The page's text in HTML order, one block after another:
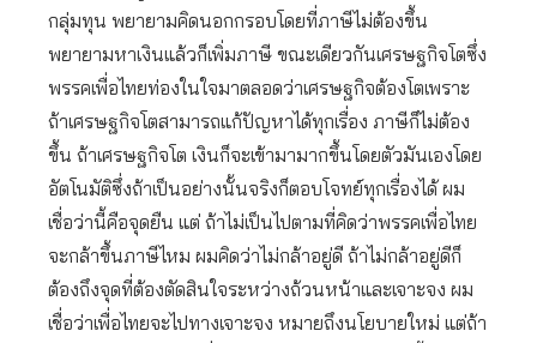
กลุ่มทุน พยายามคิดนอกกรอบโดยที่ภาษีไม่ต้องขึ้น
พยายามหาเงินแล้วก็เพิ่มภาษี ขณะเดียวกันเศรษฐกิจโตซึ่ง
พรรคเพื่อไทยท่องในใจมาตลอดว่าเศรษฐกิจต้องโตเพราะ
ถ้าเศรษฐกิจโตสามารถแก้ปัญหาได้ทุกเรื่อง ภาษีก็ไม่ต้อง
ขึ้น ถ้าเศรษฐกิจโต เงินก็จะเข้ามามากขึ้นโดยตัวมันเองโดย
อัตโนมัติซึ่งถ้าเป็นอย่างนั้นจริงก็ตอบโจทย์ทุกเรื่องได้ ผม
เชื่อว่านี้คือจุดยืน แต่ ถ้าไม่เป็นไปตามที่คิดว่าพรรคเพื่อไทย
จะกล้าขึ้นภาษีไหม ผมคิดว่าไม่กล้าอยู่ดี ถ้าไม่กล้าอยู่ดีก็
ต้องถึงจุดที่ต้องตัดสินใจระหว่างถ้วนหน้าและเจาะจง ผม
เชื่อว่าเพื่อไทยจะไปทางเจาะจง หมายถึงนโยบายใหม่ แต่ถ้า